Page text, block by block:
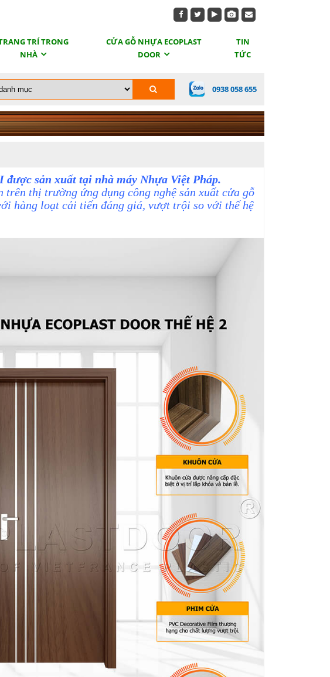
TRÍ TRONG
NHÀ
CỬA GỖ NHỰA ECOPLAST
DOOR
TIN
TỨC
0938 058 655
sản xuất tại nhà máy Nhựa Việt Pháp.
trên thị trường ứng dụng công nghệ sản xuất cửa gỗ
hàng loạt cải tiến đáng giá, vượt trội so với thế hệ